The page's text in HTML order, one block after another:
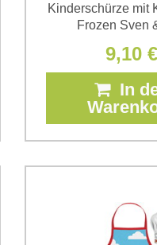
Kinderschürze mit
Frozen Sven
9,10 €
In